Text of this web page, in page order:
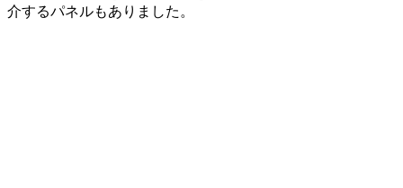
介するパネルもありました。